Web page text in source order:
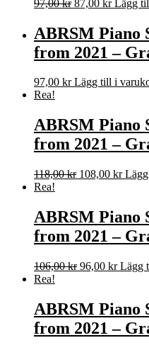
97,00kr
priset
var:
97,00 kr.
87,00 kr
priset
är:
87,00
Lägg
ABRSM Piano
from 2021 –
97,00 kr Lägg till i
Rea!
ABRSM Piano
from 2021 –
118,00kr Det
var:
118,00 kr.
108,00 krDet
Rea!
ABRSM Piano
from 2021 –
106,00kr Det
var:
106,00 kr.
96,00 krDet
96,00
Lägg
Rea!
ABRSM Piano
from 2021 –